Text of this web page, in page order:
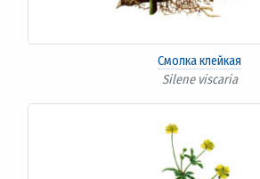
Смолка клейкая
Silene viscaria